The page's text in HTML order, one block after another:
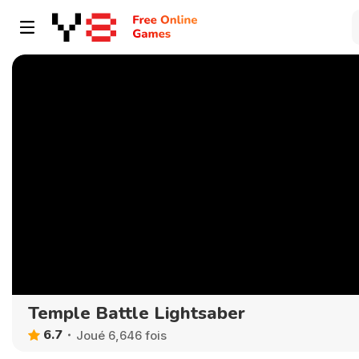
Temple Battle Lightsaber
6.7 Joué 6,646 fois